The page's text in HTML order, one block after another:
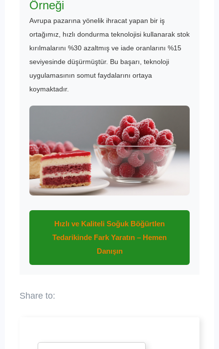
Örneği
Avrupa pazarına yönelik ihracat yapan bir iş
ortağımız, hızlı dondurma teknolojisi kullanarak stok
kırılmalarını %30 azaltmış ve iade oranlarını %15
seviyesinde düşürmüştür. Bu başarı, teknoloji
uygulamasının somut faydalarını ortaya
koymaktadır.
Hızlı ve Kaliteli Soğuk Böğürtlen
Tedarikinde Fark Yaratın – Hemen
Danışın